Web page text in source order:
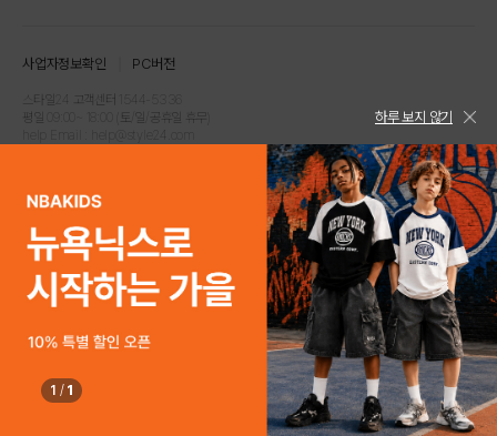
주소 : 서울시 강남구 논현로 633, 6층 (논현동, 한세엠케이빌딩)
사업자등록번호 : 116-81-32499
통신판매업신고번호 : 제 2024-서울강남-04239
고객센터 1544-5336(평일 09:00~ 18:00 토/일/공휴일 휴무)
사업자정보확인 PC버전
스타일24 고객센터 1544-5336
평일 09:00~ 18:00 (토/일/공휴일 휴무)
COPYRIGHTⓒ2021 STYLE24 ALL RIGHTS RESERVED.
하루 보지 않기
1 / 1